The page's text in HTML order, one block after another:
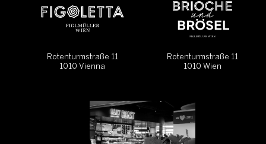
Rotenturmstraße 11
1010 Vienna
Rotenturmstraße 11
1010 Wien